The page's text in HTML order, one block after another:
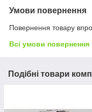
Умови повернення
Повернення товару
Всі умови повернення
Подібні товари